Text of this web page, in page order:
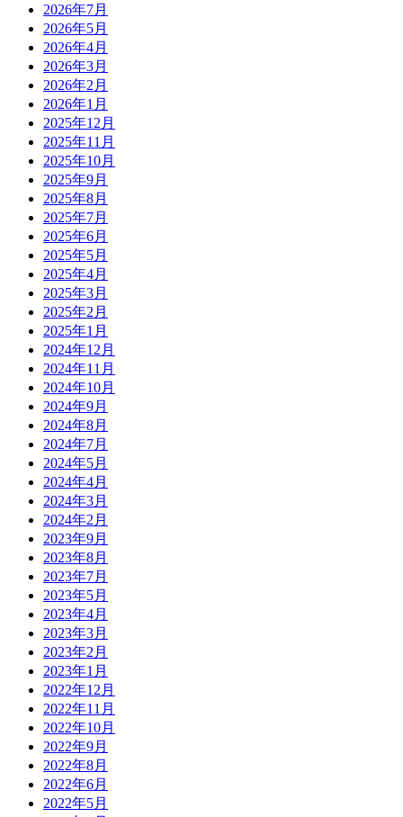
2026年7月
2026年5月
2026年4月
2026年3月
2026年2月
2026年1月
2025年12月
2025年11月
2025年10月
2025年9月
2025年8月
2025年7月
2025年6月
2025年5月
2025年4月
2025年3月
2025年2月
2025年1月
2024年12月
2024年11月
2024年10月
2024年9月
2024年8月
2024年7月
2024年5月
2024年4月
2024年3月
2024年2月
2023年9月
2023年8月
2023年7月
2023年5月
2023年4月
2023年3月
2023年2月
2023年1月
2022年12月
2022年11月
2022年10月
2022年9月
2022年8月
2022年6月
2022年5月